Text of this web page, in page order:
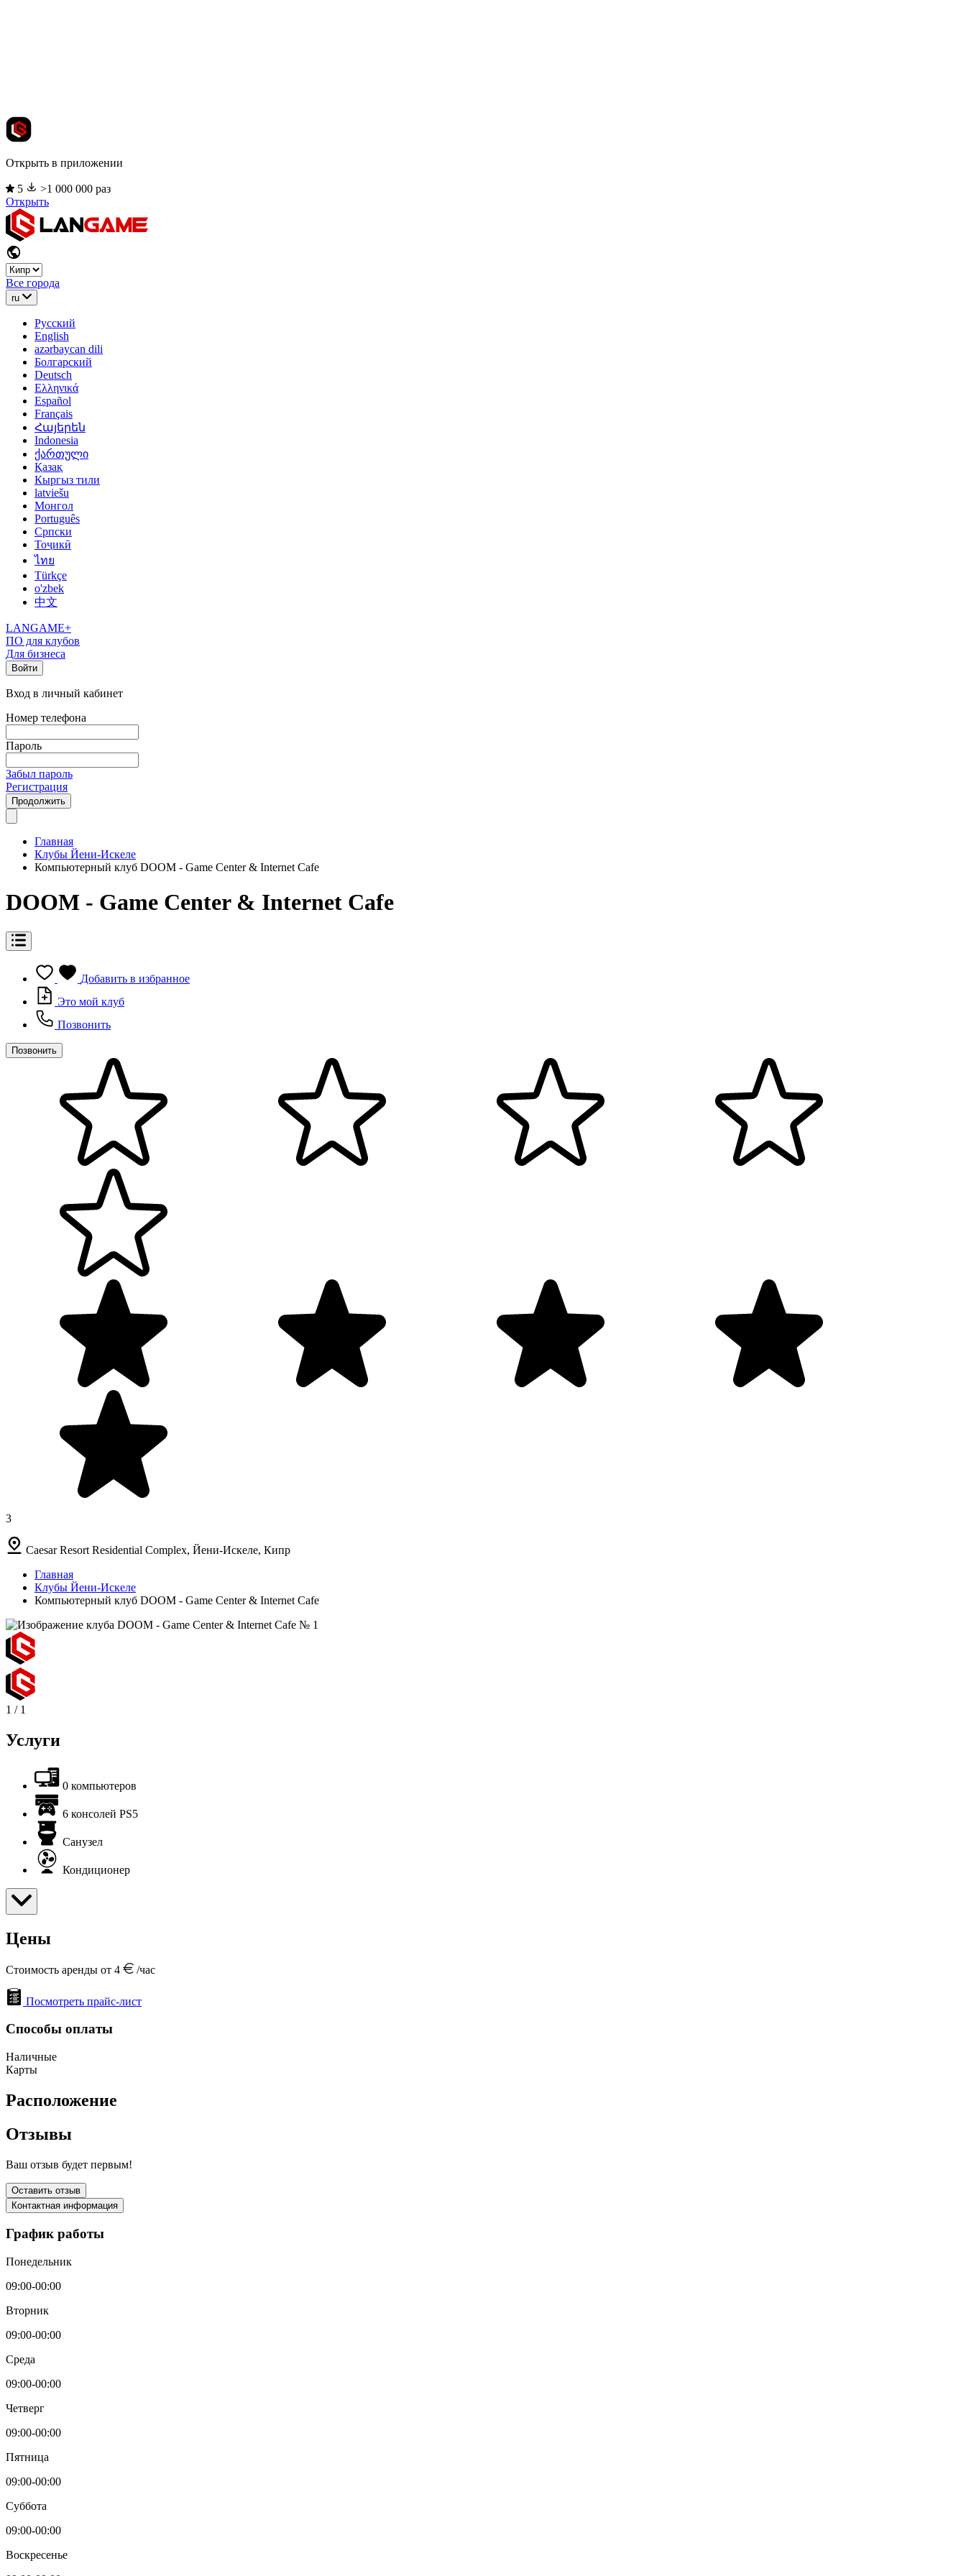
Открыть в приложении
5
>1 000 000 раз
Открыть
Все города
ru
Русский
English
azərbaycan dili
Болгарский
Deutsch
Ελληνικά
Español
Français
Հայերեն
Indonesia
ქართული
Қазақ
Кыргыз тили
latviešu
Монгол
Português
Српски
Тоҷикӣ
ไทย
Türkçe
o'zbek
中文
LANGAME+
ПО для клубов
Для бизнеса
Войти
Вход в личный кабинет
Номер телефона
Пароль
Забыл пароль
Регистрация
Продолжить
Главная
Клубы Йени-Искеле
Компьютерный клуб DOOM - Game Center & Internet Cafe
DOOM - Game Center & Internet Cafe
Добавить в избранное
Это мой клуб
Позвонить
Позвонить
3
Caesar Resort Residential Complex, Йени-Искеле, Кипр
Главная
Клубы Йени-Искеле
Компьютерный клуб DOOM - Game Center & Internet Cafe
1 / 1
Услуги
0 компьютеров
6 консолей PS5
Санузел
Кондиционер
Цены
Стоимость аренды от 4 /час
Посмотреть прайс-лист
Способы оплаты
Наличные
Карты
Расположение
Отзывы
Ваш отзыв будет первым!
Оставить отзыв
Контактная информация
График работы
Понедельник
09:00-00:00
Вторник
09:00-00:00
Среда
09:00-00:00
Четверг
09:00-00:00
Пятница
09:00-00:00
Суббота
09:00-00:00
Воскресенье